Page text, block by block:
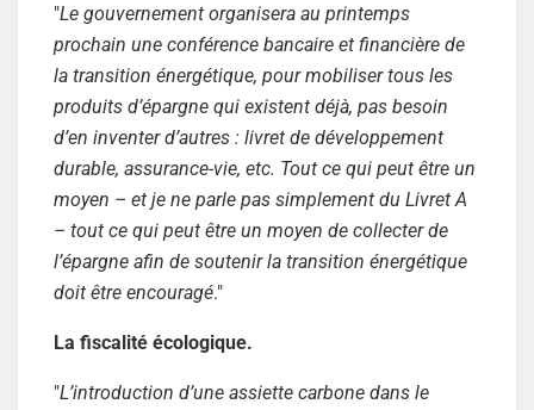
"Le gouvernement organisera au printemps
prochain une conférence bancaire et financière de
la transition énergétique, pour mobiliser tous les
produits d’épargne qui existent déjà, pas besoin
d’en inventer d’autres : livret de développement
durable, assurance-vie, etc. Tout ce qui peut être un
moyen – et je ne parle pas simplement du Livret A
– tout ce qui peut être un moyen de collecter de
l’épargne afin de soutenir la transition énergétique
doit être encouragé."
La fiscalité écologique.
"L’introduction d’une assiette carbone dans le